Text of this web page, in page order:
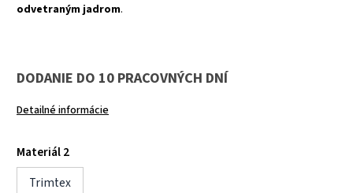
odvetraným jadrom.
DODANIE DO 10 PRACOVNÝCH DNÍ
Detailné informácie
Materiál 2
Trimtex